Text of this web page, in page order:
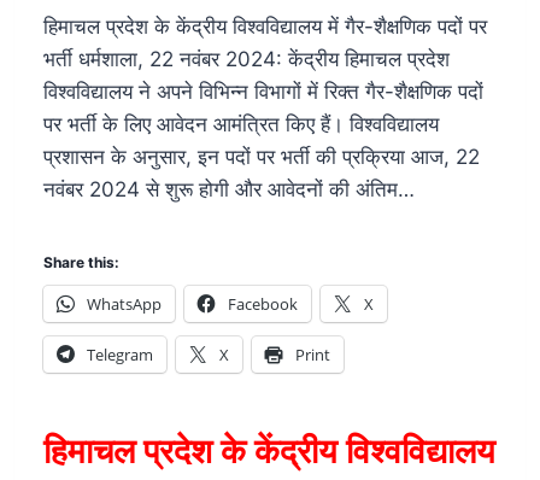
हिमाचल प्रदेश के केंद्रीय विश्वविद्यालय में गैर-शैक्षणिक पदों पर
भर्ती धर्मशाला, 22 नवंबर 2024: केंद्रीय हिमाचल प्रदेश
विश्वविद्यालय ने अपने विभिन्न विभागों में रिक्त गैर-शैक्षणिक पदों
पर भर्ती के लिए आवेदन आमंत्रित किए हैं। विश्वविद्यालय
प्रशासन के अनुसार, इन पदों पर भर्ती की प्रक्रिया आज, 22
नवंबर 2024 से शुरू होगी और आवेदनों की अंतिम…
Share this:
WhatsApp Facebook X
Telegram X Print
हिमाचल प्रदेश के केंद्रीय विश्वविद्यालय